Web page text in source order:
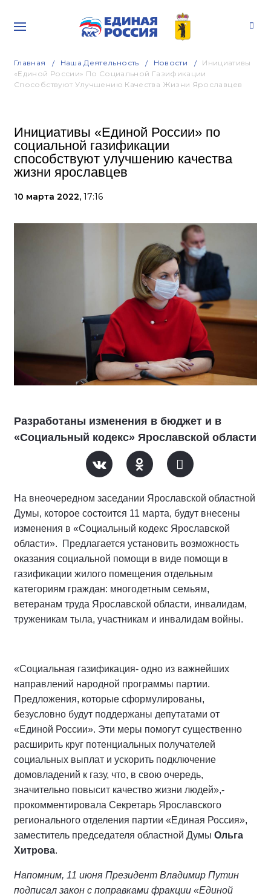
Главная Наша Деятельность Новости
Инициативы
«Единой России» По Социальной Газификации
Способствуют Улучшению Качества Жизни Ярославцев
Инициативы «Единой России» по
социальной газификации
способствуют улучшению качества
жизни ярославцев
10 марта 2022, 17:16
Разработаны изменения в бюджет и в
«Социальный кодекс» Ярославской области
На внеочередном заседании Ярославской областной
Думы, которое состоится 11 марта, будут внесены
изменения в «Социальный кодекс Ярославской
области». Предлагается установить возможность
оказания социальной помощи в виде помощи в
газификации жилого помещения отдельным
категориям граждан: многодетным семьям,
ветеранам труда Ярославской области, инвалидам,
труженикам тыла, участникам и инвалидам войны.
«Социальная газификация- одно из важнейших
направлений народной программы партии.
Предложения, которые сформулированы,
безусловно будут поддержаны депутатами от
«Единой России». Эти меры помогут существенно
расширить круг потенциальных получателей
социальных выплат и ускорить подключение
домовладений к газу, что, в свою очередь,
значительно повысит качество жизни людей»,-
прокомментировала Секретарь Ярославского
регионального отделения партии «Единая Россия»,
заместитель председателя областной Думы Ольга
Хитрова.
Напомним, 11 июня Президент Владимир Путин
подписал закон с поправками фракции «Единой